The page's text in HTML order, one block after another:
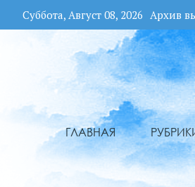
Суббота, Август 08, 2026 Архив
ГЛАВНАЯ